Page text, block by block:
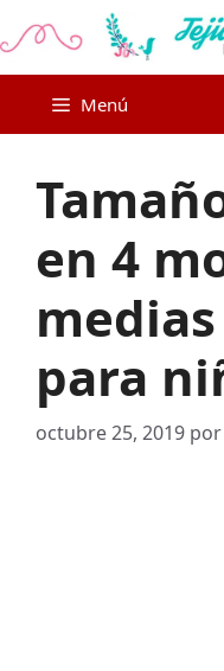
al
Menú
en 4
para
octubre 25, 2019 por